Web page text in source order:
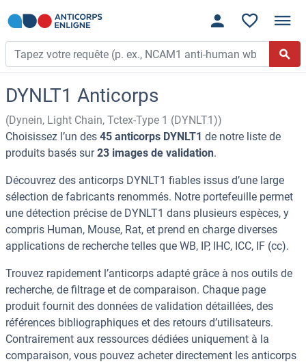
DYNLT1 Anticorps
(Dynein, Light Chain, Tctex-Type 1 (DYNLT1))
Choisissez l’un des 45 anticorps DYNLT1 de notre liste de
produits basés sur23 images de validation.
Découvrez des anticorps DYNLT1 fiables issus d’une large
sélection de fabricants renommés. Notre portefeuille permet
une détection précise de DYNLT1 dans plusieurs espèces, y
compris Human, Mouse, Rat, et prend en charge diverses
applications de recherche telles que WB, IP, IHC, ICC, IF (cc).
Trouvez rapidement l’anticorps adapté grâce à nos outils de
recherche, de filtrage et de comparaison. Chaque page
produit fournit des données de validation détaillées, des
références bibliographiques et des retours d’utilisateurs.
Contrairement aux ressources dédiées uniquement à la
comparaison, vous pouvez acheter directement les anticorps